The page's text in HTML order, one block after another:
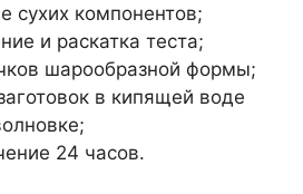
сухих компонентов;
и раскатка теста;
шарообразной формы;
в кипящей воде
24 часов.